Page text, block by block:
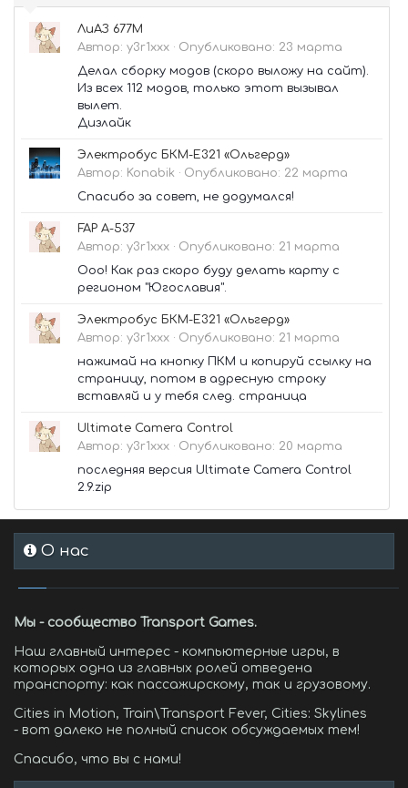
ЛиАЗ 677М
Автор: y3r1xxx · Опубликовано: 23 марта
Делал сборку модов (скоро выложу на сайт).
Из всех 112 модов, только этот вызывал
вылет.
Дизлайк
Электробус БКМ-Е321 «Ольгерд»
Автор: Konabik · Опубликовано: 22 марта
Спасибо за совет, не додумался!
FAP A-537
Автор: y3r1xxx · Опубликовано: 21 марта
Ооо! Как раз скоро буду делать карту с
регионом "Югославия".
Электробус БКМ-Е321 «Ольгерд»
Автор: y3r1xxx · Опубликовано: 21 марта
нажимай на кнопку ПКМ и копируй ссылку на
страницу, потом в адресную строку
вставляй и у тебя след. страница
Ultimate Camera Control
Автор: y3r1xxx · Опубликовано: 20 марта
последняя версия Ultimate Camera Control
2.9.zip
О нас
Мы - сообщество Transport Games.
Наш главный интерес - компьютерные игры, в
которых одна из главных ролей отведена
транспорту: как пассажирскому, так и грузовому.
Cities in Motion, Train\Transport Fever, Cities: Skylines
- вот далеко не полный список обсуждаемых тем!
Спасибо, что вы с нами!